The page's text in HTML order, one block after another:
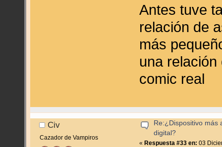
Antes tuve
relación de
más
una
comic real
Civ
Cazador de Vampiros
Re:¿Dispositivo más
digital?
«Respuesta #33 en: 03